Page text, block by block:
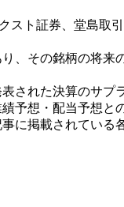
証券、堂島取引
、その銘柄の将
された決算のサ
予想・配当予想
に掲載されてい